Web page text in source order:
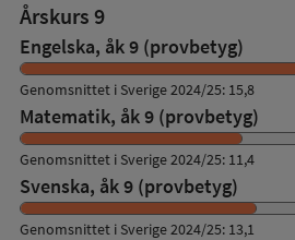
Årskurs 9
Engelska, åk 9 (provbetyg)
Genomsnittet i Sverige 2024/25: 15,8
Matematik, åk 9 (provbetyg)
Genomsnittet i Sverige 2024/25: 11,4
Svenska, åk 9 (provbetyg)
Genomsnittet i Sverige 2024/25: 13,1